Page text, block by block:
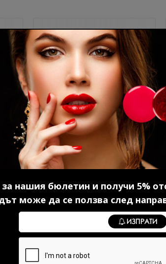
за нашия бюлетин и получи 5%
може да се ползва след
ИЗПРАТИ
Серум с хиалурон 30 мл.
14.83 € (29.00 лв.)
КУПИ